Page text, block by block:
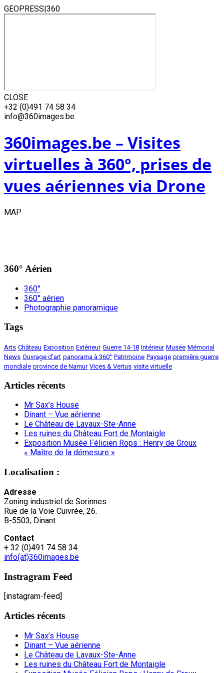
GEOPRESS|360
CLOSE
Skip
to
+32 (0)491 74 58 34
info@360images.be
360images.be – Visites
virtuelles à 360°, prises de
vues aériennes via Drone
MAP
360° Aérien
360°
360° aérien
Photographie panoramique
Tags
Arts Château Exposition Extérieur Guerre 14-18 Intérieur Musée Mémorial
News Ouvrage d'art panorama à 360° Patrimoine Paysage première guerre
mondiale province de Namur Vices & Vertus visite virtuelle
Articles récents
Mr Sax’s House
Dinant – Vue aérienne
Le Château de Lavaux-Ste-Anne
Les ruines du Château Fort de Montaigle
Exposition Musée Félicien Rops : Henry de Groux
« Maître de la démesure »
Localisation :
Adresse
Zoning industriel de Sorinnes
Rue de la Voie Cuivrée, 26.
B-5503, Dinant
Contact
+ 32 (0)491 74 58 34
info(at)360images.be
Instragram Feed
[instagram-feed]
Articles récents
Mr Sax’s House
Dinant – Vue aérienne
Le Château de Lavaux-Ste-Anne
Les ruines du Château Fort de Montaigle